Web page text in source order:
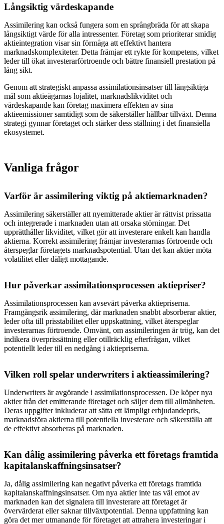
Långsiktig värdeskapande
Assimilering kan också fungera som en språngbräda för att skapa
långsiktigt värde för alla intressenter. Företag som prioriterar smidig
aktieintegration visar sin förmåga att effektivt hantera
marknadskomplexiteter. Detta främjar ett rykte för kompetens, vilket
leder till ökat investerarförtroende och bättre finansiell prestation på
lång sikt.
Genom att strategiskt anpassa assimilationsinsatser till långsiktiga
mål som aktieägarnas lojalitet, marknadslikviditet och
värdeskapande kan företag maximera effekten av sina
aktieemissioner samtidigt som de säkerställer hållbar tillväxt. Denna
strategi gynnar företaget och stärker dess ställning i det finansiella
ekosystemet.
Vanliga frågor
Varför är assimilering viktig på aktiemarknaden?
Assimilering säkerställer att nyemitterade aktier är rättvist prissatta
och integrerade i marknaden utan att orsaka störningar. Det
upprätthåller likviditet, vilket gör att investerare enkelt kan handla
aktierna. Korrekt assimilering främjar investerarnas förtroende och
återspeglar företagets marknadspotential. Utan det kan aktier möta
volatilitet eller dåligt mottagande.
Hur påverkar assimilationsprocessen aktiepriser?
Assimilationsprocessen kan avsevärt påverka aktiepriserna.
Framgångsrik assimilering, där marknaden snabbt absorberar aktier,
leder ofta till prisstabilitet eller uppskattning, vilket återspeglar
investerarnas förtroende. Omvänt, om assimileringen är trög, kan det
indikera överprissättning eller otillräcklig efterfrågan, vilket
potentiellt leder till en nedgång i aktiepriserna.
Vilken roll spelar underwriters i aktieassimilering?
Underwriters är avgörande i assimilationsprocessen. De köper nya
aktier från det emitterande företaget och säljer dem till allmänheten.
Deras uppgifter inkluderar att sätta ett lämpligt erbjudandepris,
marknadsföra aktierna till potentiella investerare och säkerställa att
de effektivt absorberas på marknaden.
Kan dålig assimilering påverka ett företags framtida
kapitalanskaffningsinsatser?
Ja, dålig assimilering kan negativt påverka ett företags framtida
kapitalanskaffningsinsatser. Om nya aktier inte tas väl emot av
marknaden kan det signalera till investerare att företaget är
övervärderat eller saknar tillväxtpotential. Denna uppfattning kan
göra det mer utmanande för företaget att attrahera investeringar i